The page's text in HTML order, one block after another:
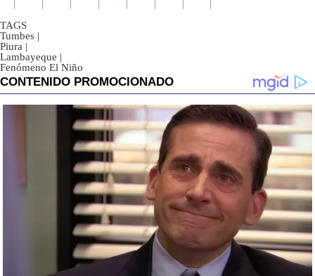
TAGS
Tumbes |
Piura |
Lambayeque |
Fenómeno El Niño